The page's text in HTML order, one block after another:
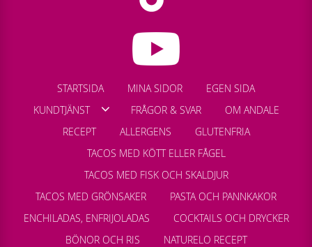
STARTSIDA MINA SIDOR
EGEN SIDA
KUNDTJÄNST
FRÅGOR & SVAR
OM ANDALE
RECEPT
ALLERGENS
GLUTENFRIA
TACOS MED KÖTT ELLER FÅGEL
TACOS MED FISK OCH SKALDJUR
TACOS MED GRÖNSAKER
PASTA OCH PANNKAKOR
ENCHILADAS, ENFRIJOLADAS
COCKTAILS OCH DRYCKER
BÖNOR OCH RIS
NATURELO RECEPT